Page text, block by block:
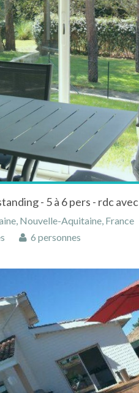
Nouvelle-Aquitaine, France
6 personnes